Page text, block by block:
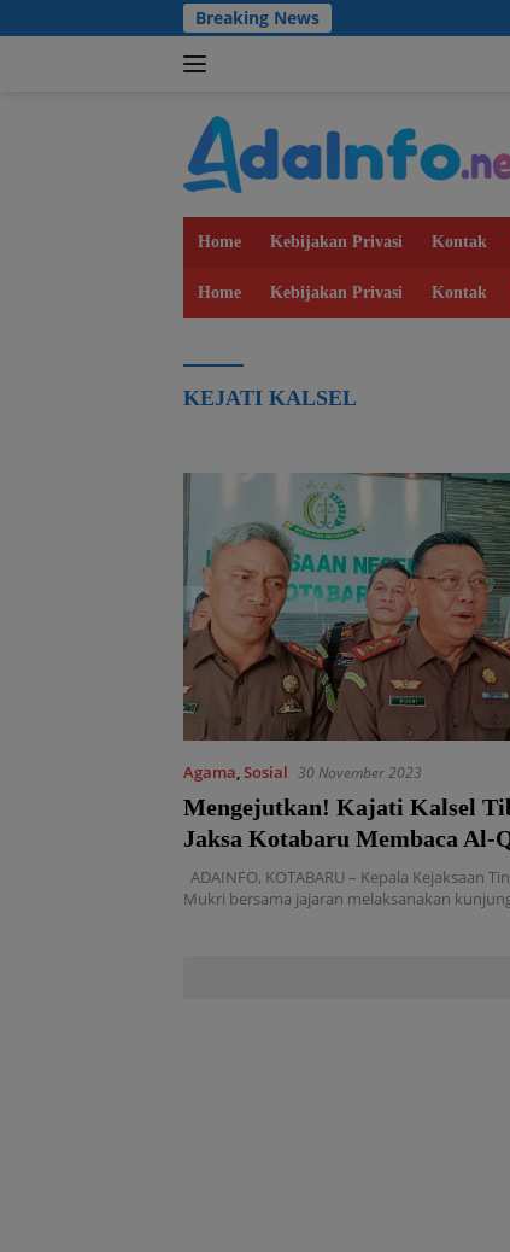
ke
Breaking News
Home Kebijakan Privasi Kontak
Home Kebijakan Privasi Kontak
KEJATI KALSEL
Agama,Sosial 30 November 2023
Mengejutkan! Kajati Kalsel
Jaksa Kotabaru Membaca Al-
ADAINFO, KOTABARU – Kepala Kejaksaan
Mukri bersama jajaran melaksanakan